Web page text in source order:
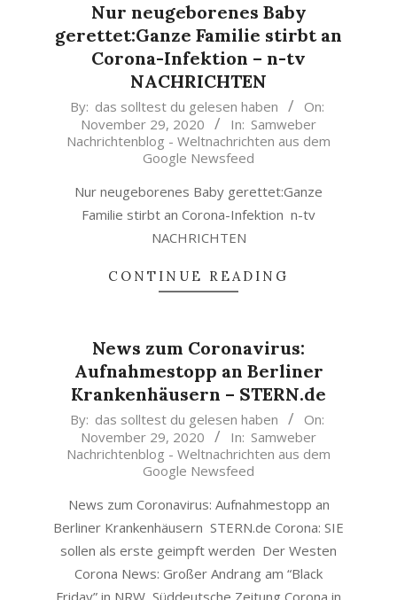
Nur neugeborenes Baby
gerettet:Ganze Familie stirbt an
Corona-Infektion – n-tv
NACHRICHTEN
2020-
29
By: das solltest du gelesen haben
On:
November 29, 2020
In: Samweber
Nachrichtenblog - Weltnachrichten aus dem
Google Newsfeed
Nur neugeborenes Baby gerettet:Ganze
Familie stirbt an Corona-Infektion n-tv
NACHRICHTEN
CONTINUE READING
News zum Coronavirus:
Aufnahmestopp an Berliner
Krankenhäusern – STERN.de
2020-
29
By: das solltest du gelesen haben
On:
November 29, 2020
In: Samweber
Nachrichtenblog - Weltnachrichten aus dem
Google Newsfeed
News zum Coronavirus: Aufnahmestopp an
Berliner Krankenhäusern STERN.de Corona: SIE
sollen als erste geimpft werden Der Westen
Corona News: Großer Andrang am “Black
Friday” in NRW Süddeutsche Zeitung Corona in